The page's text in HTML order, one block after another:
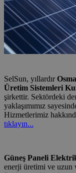
SelSun, yıllardır
Üretim Sistemleri
şirkettir. Sektördeki
yaklaşımımız
Hizmetlerimiz
tıklayın...
Güneş Paneli
enerji üretimi ve